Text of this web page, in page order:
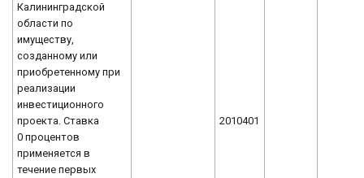
Калининградской
области по
имуществу,
созданному или
приобретенному при
реализации
инвестиционного
проекта. Ставка
0 процентов
применяется в
течение первых
2010401